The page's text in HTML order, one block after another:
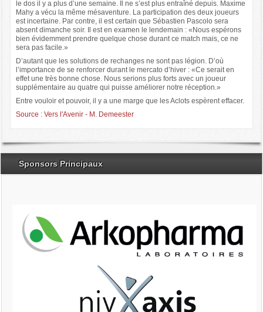
le dos il y a plus d’une semaine. Il ne s’est plus entraîné depuis. Maxime
Mahy a vécu la même mésaventure. La participation des deux joueurs
est incertaine. Par contre, il est certain que Sébastien Pascolo sera
absent dimanche soir. Il est en examen le lendemain : «Nous espérons
bien évidemment prendre quelque chose durant ce match mais, ce ne
sera pas facile.»
D’autant que les solutions de rechanges ne sont pas légion. D’où
l’importance de se renforcer durant le mercato d’hiver : «Ce serait en
effet une très bonne chose. Nous serions plus forts avec un joueur
supplémentaire au quatre qui puisse améliorer notre réception.»
Entre vouloir et pouvoir, il y a une marge que les Aclots espèrent effacer.
Source : Vers l'Avenir - M. Demeester
Sponsors Principaux